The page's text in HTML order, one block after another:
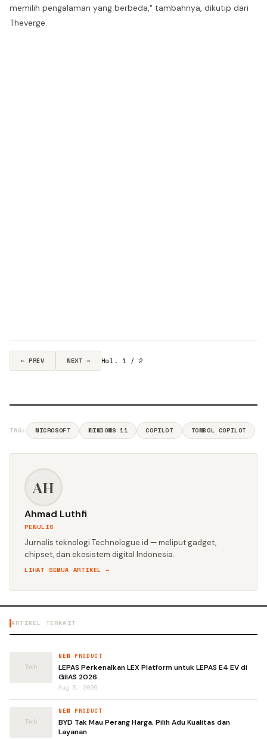
memilih pengalaman yang berbeda," tambahnya, dikutip dari
Theverge.
← PREV NEXT → Hal. 1 / 2
TAG: MICROSOFT WINDOWS 11 COPILOT TOMBOL COPILOT
AH
Ahmad Luthfi
PENULIS
Jurnalis teknologi Technologue.id — meliput gadget,
chipset, dan ekosistem digital Indonesia.
LIHAT SEMUA ARTIKEL →
ARTIKEL TERKAIT
NEW PRODUCT
LEPAS Perkenalkan LEX Platform untuk LEPAS E4 EV di
GIIAS 2026
Aug 5, 2026
NEW PRODUCT
BYD Tak Mau Perang Harga, Pilih Adu Kualitas dan
Layanan